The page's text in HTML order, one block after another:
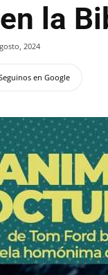
la
2024
en Google